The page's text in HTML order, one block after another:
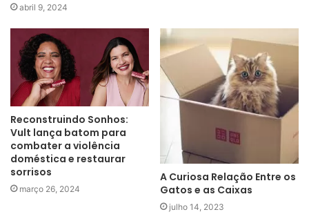
abril 9, 2024
Reconstruindo Sonhos:
Vult lança batom para
combater a violência
doméstica e restaurar
sorrisos
março 26, 2024
A Curiosa Relação Entre os
Gatos e as Caixas
julho 14, 2023